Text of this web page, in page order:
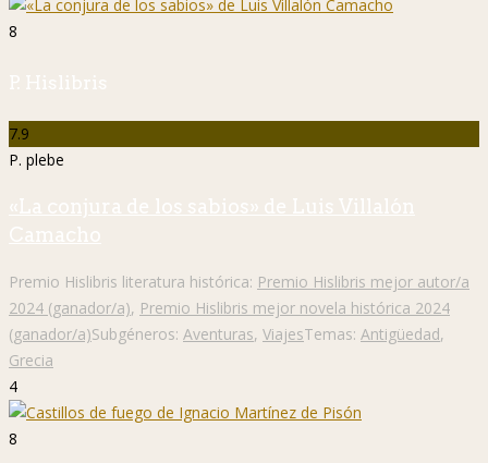
8
P. Hislibris
7.9
P. plebe
«La conjura de los sabios» de Luis Villalón
Camacho
Premio Hislibris literatura histórica: Premio Hislibris mejor autor/a
2024 (ganador/a), Premio Hislibris mejor novela histórica 2024
(ganador/a)Subgéneros: Aventuras, ViajesTemas: Antigüedad,
Grecia
4
8